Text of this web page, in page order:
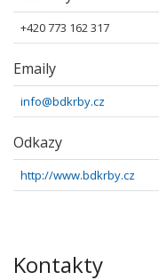
+420 773 162 317
Emaily
info@bdkrby.cz
Odkazy
http://www.bdkrby.cz
Kontakty